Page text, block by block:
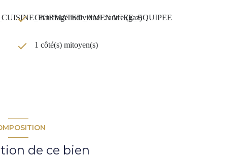
Chauffage individuel : autre (gaz)
1 côté(s) mitoyen(s)
de ce bien